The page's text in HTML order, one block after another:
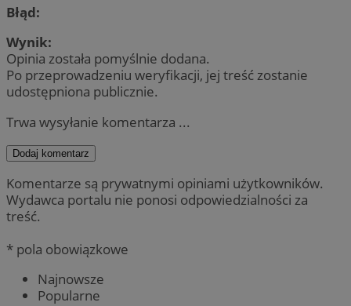
Błąd:
Wynik:
Opinia została pomyślnie dodana.
Po przeprowadzeniu weryfikacji, jej treść zostanie
udostępniona publicznie.
Trwa wysyłanie komentarza ...
Dodaj komentarz
Komentarze są prywatnymi opiniami użytkowników.
Wydawca portalu nie ponosi odpowiedzialności za
treść.
* pola obowiązkowe
Najnowsze
Popularne